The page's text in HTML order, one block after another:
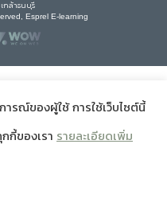
กล้าธนบุรี
Esprel E-learning
ารณ์ของผู้ใช้ การใช้เว็บไซต์นี้
กี้ของเรา รายละเอียดเพิ่ม